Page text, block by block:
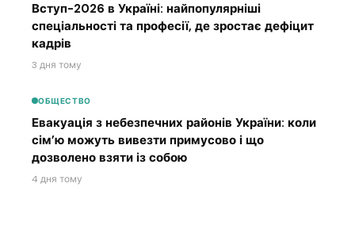
Вступ-2026 в Україні: найпопулярніші
спеціальності та професії, де зростає дефіцит
кадрів
3 дня тому
ОБЩЕСТВО
Евакуація з небезпечних районів України: коли
сім’ю можуть вивезти примусово і що
дозволено взяти із собою
4 дня тому